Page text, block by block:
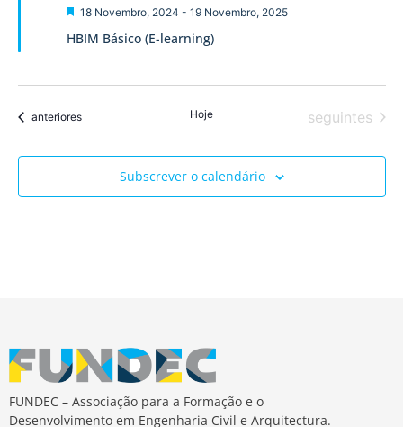
HBIM Básico (E-learning)
Destaque
18 Novembro, 2024 - 19 Novembro, 2025
Eventos
anteriores Hoje Eventos
seguintes
Subscrever o calendário
FUNDEC – Associação para a Formação e o
Desenvolvimento em Engenharia Civil e Arquitectura.